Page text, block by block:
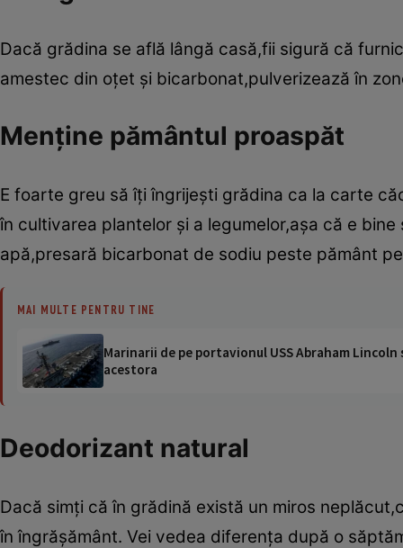
Dacă grădina se află lângă casă,fii sigură că
amestec din oţet şi bicarbonat,pulverizează în
Menţine pământul proaspăt
E foarte greu să îţi îngrijeşti grădina ca la carte
în cultivarea plantelor şi a legumelor,aşa că e
apă,presară bicarbonat de sodiu peste pământ
MAI MULTE PENTRU TINE
Marinarii de pe portavionul USS Abraham
acestora
Deodorizant natural
Dacă simţi că în grădină există un miros
în îngrăşământ. Vei vedea diferenţa după o